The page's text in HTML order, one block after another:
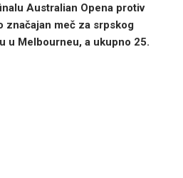
Australian Opena protiv
značajan meč za srpskog
u Melbourneu, a ukupno 25.